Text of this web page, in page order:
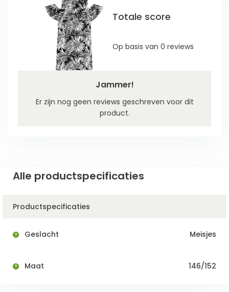
Jammer!
Er zijn nog geen reviews geschreven voor dit
product.
Totale score
Op basis van 0 reviews
Alle productspecificaties
Productspecificaties
Geslacht Meisjes
Maat 146/152